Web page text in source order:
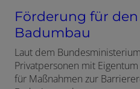
Förderung für
Badumbau
Laut dem
Privatpersonen mit
für Maßnahmen zur